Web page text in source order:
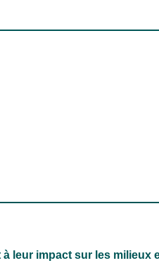
leur impact sur les milieux